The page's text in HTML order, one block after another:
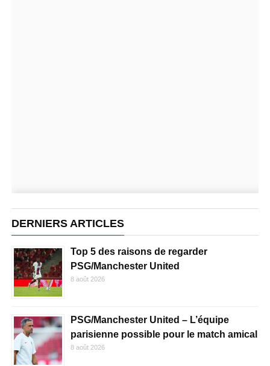
DERNIERS ARTICLES
Top 5 des raisons de regarder
PSG/Manchester United
8 août 2026
PSG/Manchester United – L’équipe
parisienne possible pour le match amical
8 août 2026